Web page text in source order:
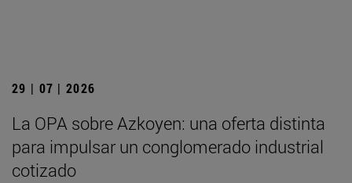
29 | 07 | 2026
La OPA sobre Azkoyen: una oferta distinta
para impulsar un conglomerado industrial
cotizado